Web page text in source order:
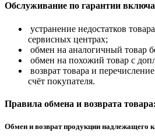
Обслуживание по гарантии
устранение недостатков
сервисных центрах;
обмен на аналогичный товар
обмен на похожий товар с
возврат товара и
счёт покупателя.
Правила обмена и возврата товара:
Обмен и возврат продукции надлежащего